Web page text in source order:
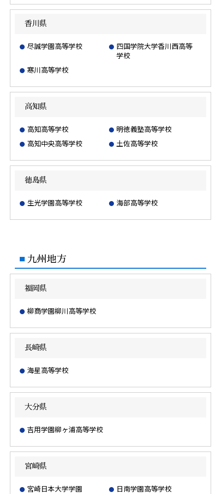
香川県
尽誠学園高等学校
四国学院大学香川西高等
学校
寒川高等学校
高知県
高知高等学校
明徳義塾高等学校
高知中央高等学校
土佐高等学校
徳島県
生光学園高等学校 海部高等学校
九州地方
福岡県
柳商学園柳川高等学校
長崎県
海星高等学校
大分県
吉用学園柳ヶ浦高等学校
宮崎県
宮崎日本大学学園 日南学園高等学校